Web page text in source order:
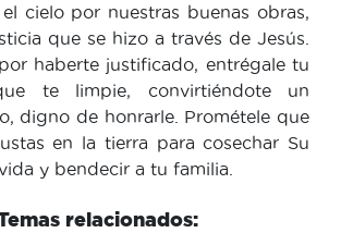
cielo por nuestras buenas obras,
que se hizo a través de Jesús.
haberte justificado, entrégale tu
te limpie, convirtiéndote un
digno de honrarle. Prométele que
en la tierra para cosechar Su
y bendecir a tu familia.
relacionados: